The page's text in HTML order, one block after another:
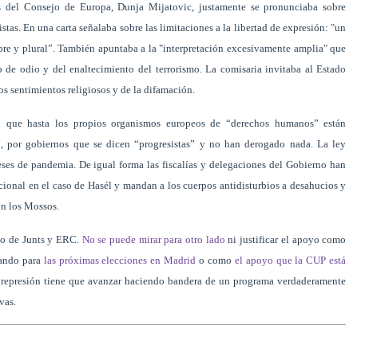
del Consejo de Europa, Dunja Mijatovic, justamente se pronunciaba sobre
En una carta señalaba sobre las limitaciones a la libertad de expresión: "un
y plural”. También apuntaba a la "interpretación excesivamente amplia" que
de odio y del enaltecimiento del terrorismo. La comisaria invitaba al Estado
sentimientos religiosos y de la difamación.
hasta los propios organismos europeos de “derechos humanos” están
por gobiernos que se dicen “progresistas” y no han derogado nada. La ley
de pandemia. De igual forma las fiscalías y delegaciones del Gobierno han
en el caso de Hasél y mandan a los cuerpos antidisturbios a desahucios y
los Mossos.
de Junts y ERC. No se puede mirar para otro lado ni justificar el apoyo como
para las próximas elecciones en Madrid o como el apoyo que la CUP está
tiene que avanzar haciendo bandera de un programa verdaderamente